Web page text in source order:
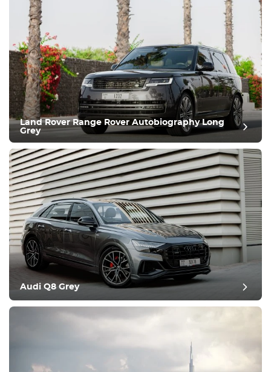
Оставить отзыв
Land Rover Range Rover Autobiography Long
Grey
Audi Q8 Grey